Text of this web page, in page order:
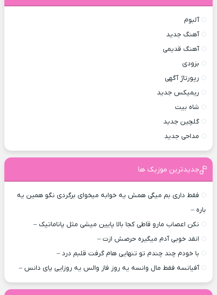
آلبوم
آهنگ جدید
آهنگ قدیمی
بزودی
رپورتاژ آگهی
ریمیکس جدید
شاه بیت
گلچین جدید
مداحی جدید
جدیدترین موزیک ها
فقط داری بم میگی همش یه خوابه میخوای برگردی نگو همین یه
باره –
نکن اعصاب مارو قاطی کجا بالا پایین میشی مثل پاناماتیک –
انقد خوبی آدم میگیره حرصش ازت –
با خودم چند چندم تو تنهایی هام گرفت قلبم درد –
آفیانسه فقط مال وانسه یه روز فاز والس یه روزایی پای دانس –